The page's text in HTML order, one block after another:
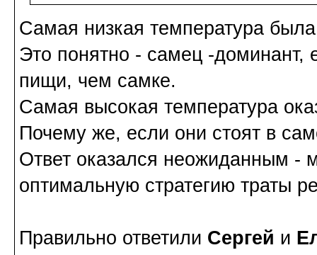
Самая низкая температура
Это понятно - самец -доминант,
пищи, чем самке.
Самая высокая температура
Почему же, если они стоят в
Ответ оказался неожиданным -
оптимальную стратегию траты
Правильно ответили Сергей и